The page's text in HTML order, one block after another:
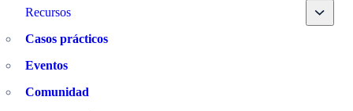
Recursos Toggle
Casos prácticos
Eventos
Comunidad